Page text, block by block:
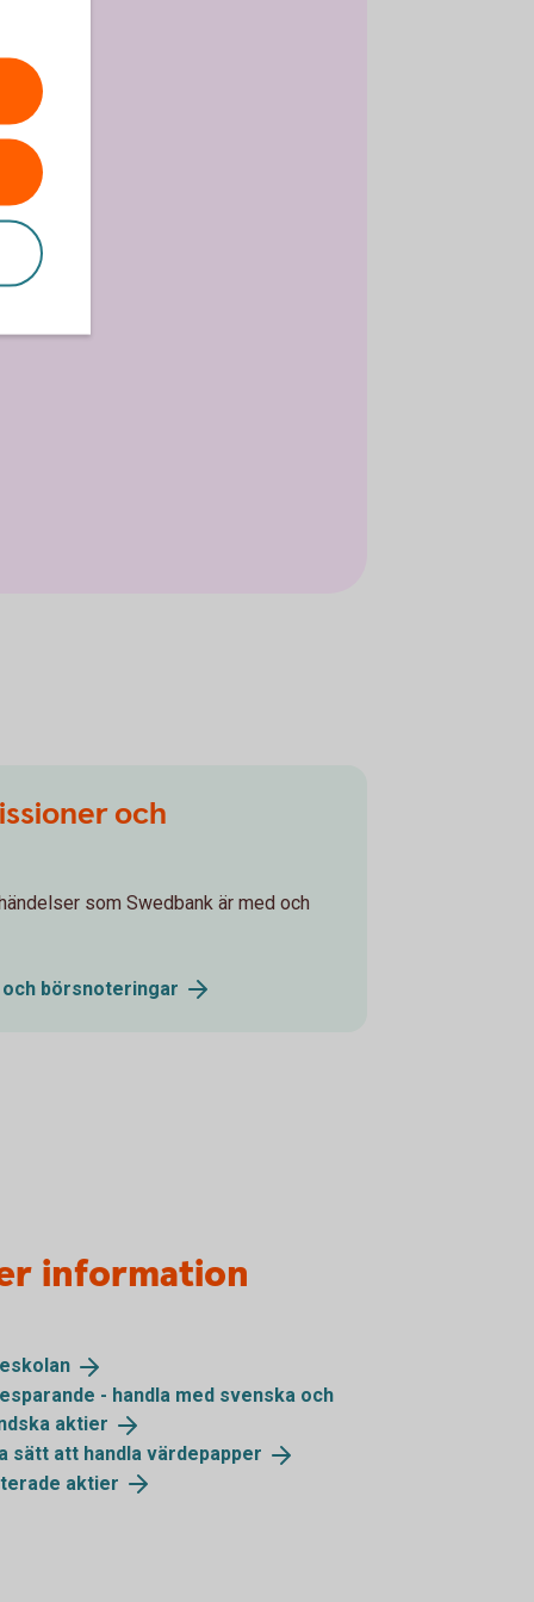
och
som Swedbank är med och
börsnoteringar
information
- handla med svenska och
aktier
sätt att handlavärdepapper
aktier